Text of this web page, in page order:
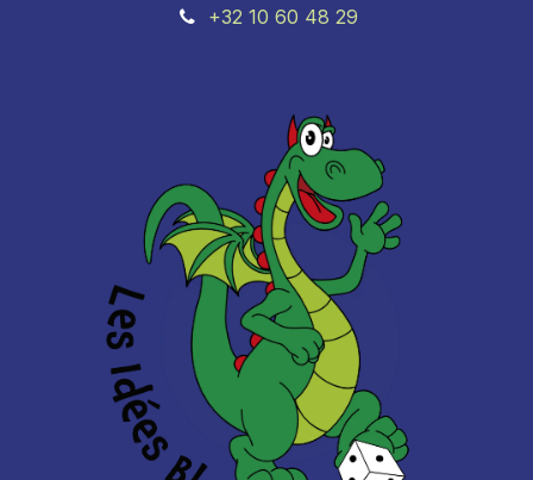
+32 10 60 48 29